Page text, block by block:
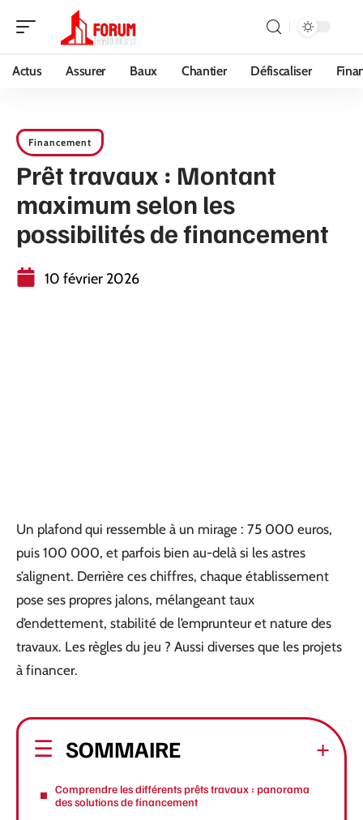
Actus Assurer Baux Chantier Défiscaliser
Financement
Prêt travaux : Montant
maximum selon les
possibilités de financement
10 février 2026
Un plafond qui ressemble à un mirage : 75 000 euros,
puis 100 000, et parfois bien au-delà si les astres
s’alignent. Derrière ces chiffres, chaque établissement
pose ses propres jalons, mélangeant taux
d’endettement, stabilité de l’emprunteur et nature des
travaux. Les règles du jeu ? Aussi diverses que les projets
à financer.
SOMMAIRE
Comprendre les différents prêts travaux : panorama
des solutions de financement